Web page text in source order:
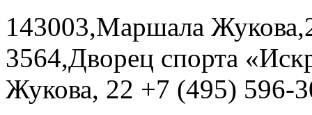
143003,Маршала
3564,Дворец спорта
Жукова, 22 +7 (495) 596-